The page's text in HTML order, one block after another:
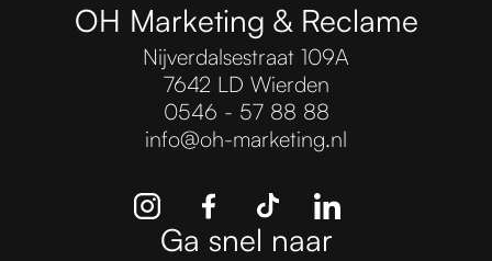
OH Marketing & Reclame
Nijverdalsestraat 109A
7642 LD Wierden
0546 - 57 88 88
info@oh-marketing.nl
Ga snel naar